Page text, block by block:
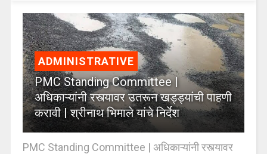
ADMINISTRATIVE
PMC Standing Committee |
अधिकाऱ्यांनी रस्त्यावर उतरून खड्ड्यांची पाहणी
करावी | श्रीनाथ भिमाले यांचे निर्देश
PMC Standing Committee | अधिकाऱ्यांनी रस्त्यावर